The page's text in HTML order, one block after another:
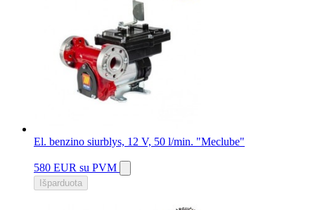
El. benzino siurblys, 12 V, 50 l/min. "Meclube"
580 EUR su PVM
Išparduota